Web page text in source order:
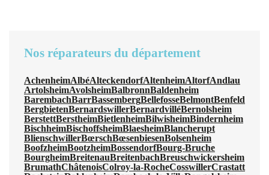
Nos réparateurs du département
AchenheimAlbéAlteckendorfAltenheimAltorfAndlau
ArtolsheimAvolsheimBalbronnBaldenheim
BarembachBarrBassembergBellefosseBelmontBenfeld
BergbietenBernardswillerBernardvilléBernolsheim
BerstettBerstheimBietlenheimBilwisheimBindernheim
BischheimBischoffsheimBlaesheimBlancherupt
BlienschwillerBœrschBœsenbiesenBolsenheim
BoofzheimBootzheimBossendorfBourg-Bruche
BourgheimBreitenauBreitenbachBreuschwickersheim
BrumathChâtenoisColroy-la-RocheCosswillerCrastatt